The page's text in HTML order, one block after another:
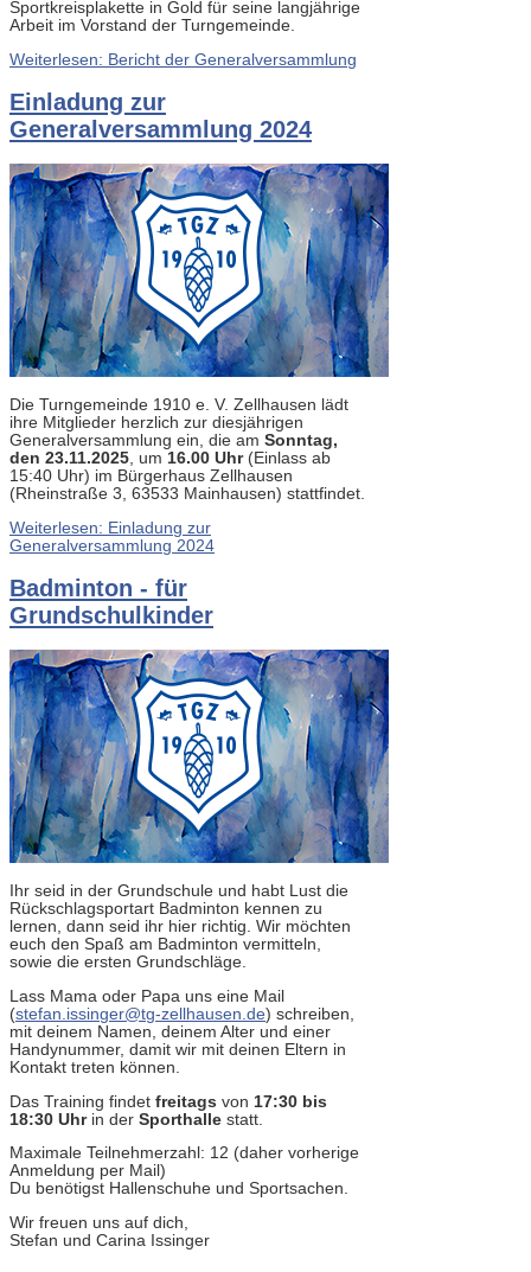
Sportkreisplakette in Gold für seine langjährige
Arbeit im Vorstand der Turngemeinde.
Weiterlesen: Bericht der Generalversammlung
Einladung zur
Generalversammlung 2024
Die Turngemeinde 1910 e. V. Zellhausen lädt
ihre Mitglieder herzlich zur diesjährigen
Generalversammlung ein, die am Sonntag,
den 23.11.2025, um 16.00 Uhr(Einlass ab
15:40 Uhr) im Bürgerhaus Zellhausen
(Rheinstraße 3, 63533 Mainhausen) stattfindet.
Weiterlesen: Einladung zur
Generalversammlung 2024
Badminton - für
Grundschulkinder
Ihr seid in der Grundschule und habt Lust die
Rückschlagsportart Badminton kennen zu
lernen, dann seid ihr hier richtig. Wir möchten
euch den Spaß am Badminton vermitteln,
sowie die ersten Grundschläge.
Lass Mama oder Papa uns eine Mail
(stefan.issinger@tg-zellhausen.de) schreiben,
mit deinem Namen, deinem Alter und einer
Handynummer, damit wir mit deinen Eltern in
Kontakt treten können.
Das Training findet freitags von 17:30 bis
18:30 Uhrin der Sporthalle statt.
Maximale Teilnehmerzahl: 12 (daher vorherige
Anmeldung per Mail)
Du benötigst Hallenschuhe und Sportsachen.
Wir freuen uns auf dich,
Stefan und Carina Issinger